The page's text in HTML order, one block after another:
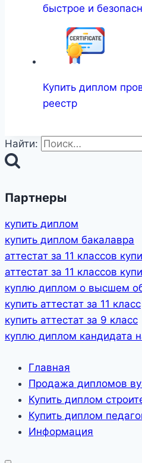
быстрое и
Купить диплом
реестр
Найти:
Партнеры
купить диплом
купить диплом бакалавра
аттестат за 11 классов
аттестат за 11 классов
куплю диплом о высшем
купить аттестат за 11 класс
купить аттестат за 9 класс
куплю диплом кандидата
Главная
Продажа дипломов
Купить диплом
Купить диплом
Информация